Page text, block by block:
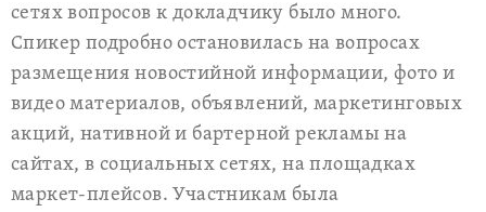
сетях вопросов к докладчику было много.
Спикер подробно остановилась на вопросах
размещения новостийной информации, фото и
видео материалов, объявлений, маркетинговых
акций, нативной и бартерной рекламы на
сайтах, в социальных сетях, на площадках
маркет-плейсов. Участникам была